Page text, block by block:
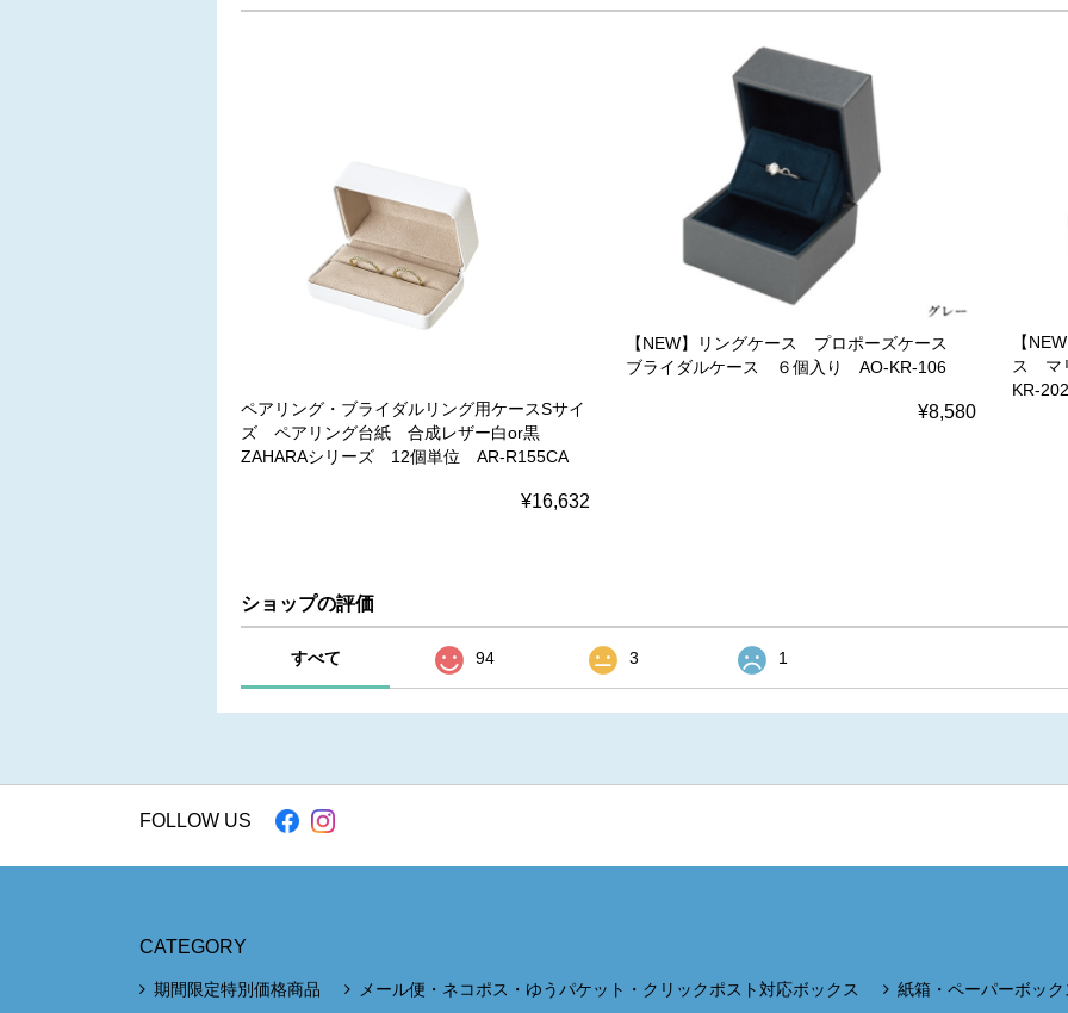
ペアリング・ブライダルリング用ケースSサイ
ズ ペアリング台紙 合成レザー白or黒
ZAHARAシリーズ 12個単位 AR-R155CA
¥16,632
【NEW】リングケース プロポーズケース
ブライダルケース ６個入り AO-KR-106
¥8,580
【
ス マ
KR-202
ショップの評価
すべて 94 3 1
FOLLOW US
CATEGORY
期間限定特別価格商品 メール便・ネコポス・ゆうパケット・クリックポスト対応ボックス 紙箱・ペーパーボック